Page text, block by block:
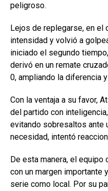
peligroso.
Lejos de replegarse, en el
intensidad y volvió a
iniciado el segundo
derivó en un remate
0, ampliando la diferencia
Con la ventaja a su favor,
del partido con
evitando sobresaltos ante
necesidad, intentó
De esta manera, el equipo
con un margen importante
serie como local. Por su